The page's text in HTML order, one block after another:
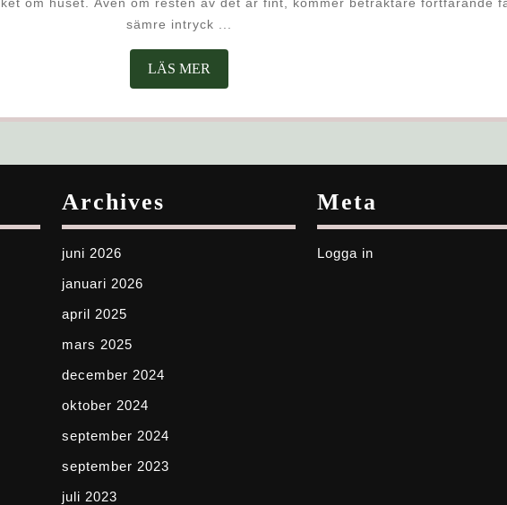
OCH
sämre intryck ...
LÄS MER
MER
Archives
juni 2026
januari 2026
april 2025
mars 2025
december 2024
oktober 2024
september 2024
september 2023
juli 2023
Meta
Logga in